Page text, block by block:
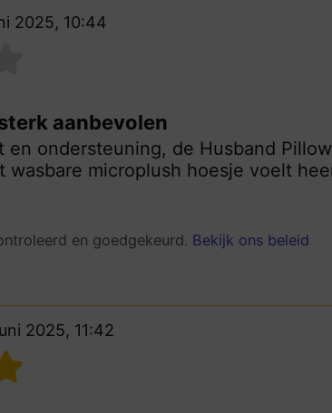
2025, 10:44
aanbevolen
en ondersteuning, de Husband
wasbare microplush hoesje voelt
en goedgekeurd. Bekijk ons beleid
2025, 11:42